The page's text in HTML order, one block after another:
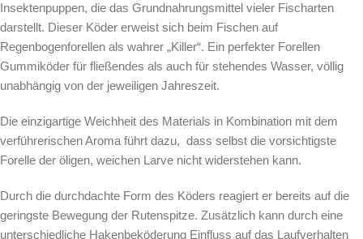
Insektenpuppen, die das Grundnahrungsmittel vieler Fischarten
darstellt. Dieser Köder erweist sich beim Fischen auf
Regenbogenforellen als wahrer „Killer“. Ein perfekter Forellen
Gummiköder für fließendes als auch für stehendes Wasser, völlig
unabhängig von der jeweiligen Jahreszeit.
Die einzigartige Weichheit des Materials in Kombination mit dem
verführerischen Aroma führt dazu, dass selbst die vorsichtigste
Forelle der öligen, weichen Larve nicht widerstehen kann.
Durch die durchdachte Form des Köders reagiert er bereits auf die
geringste Bewegung der Rutenspitze. Zusätzlich kann durch eine
unterschiedliche Hakenbeköderung Einfluss auf das Laufverhalten